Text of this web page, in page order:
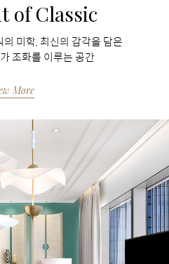
of Classic
미학, 최신의 감각을 담은
조화를 이루는 공간
More